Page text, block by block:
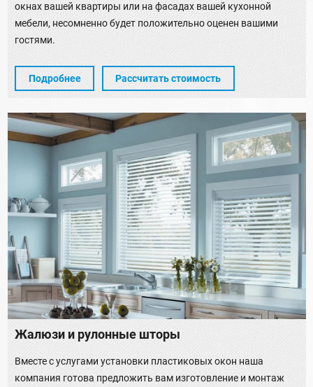
окнах вашей квартиры или на фасадах вашей кухонной
мебели, несомненно будет положительно оценен вашими
гостями.
Подробнее Рассчитать стоимость
Жалюзи и рулонные шторы
Вместе с услугами установки пластиковых окон наша
компания готова предложить вам изготовление и монтаж